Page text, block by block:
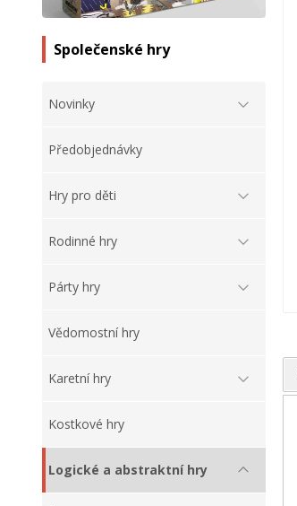
Společenské hry
Novinky
Předobjednávky
Hry pro děti
Rodinné hry
Párty hry
Vědomostní hry
Karetní hry
Kostkové hry
Logické a abstraktní hry